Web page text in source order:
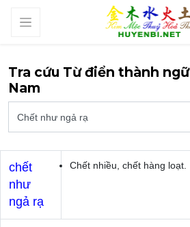
Tra cứu Từ điển thành
Nam
chết
như
ngả rạ
Chết nhiều, chết hàng loạt.